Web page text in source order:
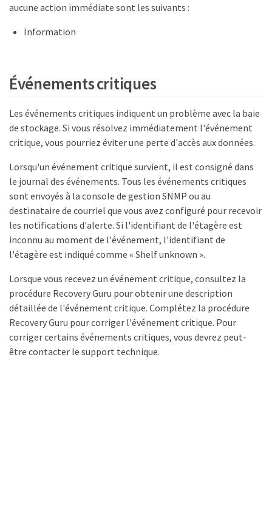
aucune action immédiate sont les suivants :
Information
Événements critiques
Les événements critiques indiquent un problème avec la baie
de stockage. Si vous résolvez immédiatement l'événement
critique, vous pourriez éviter une perte d'accès aux données.
Lorsqu'un événement critique survient, il est consigné dans
le journal des événements. Tous les événements critiques
sont envoyés à la console de gestion SNMP ou au
destinataire de courriel que vous avez configuré pour recevoir
les notifications d'alerte. Si l'identifiant de l'étagère est
inconnu au moment de l'événement, l'identifiant de
l'étagère est indiqué comme « Shelf unknown ».
Lorsque vous recevez un événement critique, consultez la
procédure Recovery Guru pour obtenir une description
détaillée de l'événement critique. Complétez la procédure
Recovery Guru pour corriger l'événement critique. Pour
corriger certains événements critiques, vous devrez peut-
être contacter le support technique.